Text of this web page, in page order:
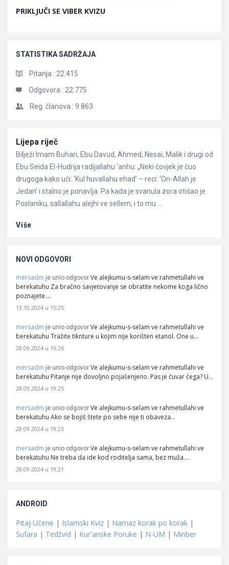
PRIKLJUČI SE VIBER KVIZU
STATISTIKA SADRŽAJA
Pitanja : 22.415
Odgovora : 22.775
Reg. članova : 9.863
Članci
Lijepa riječ
Bilježi Imam Buhari, Ebu Davud, Ahmed, Nesai, Malik i drugi od
Ebu Seida El-Hudrija radijallahu ‘anhu: „Neki čovjek je čuo
drugoga kako uči: ‘Kul huvallahu ehad’ – reci: ‘On-Allah je
Jedan’ i stalno je ponavlja. Pa kada je svanula zora otišao je
Poslaniku, sallallahu alejhi ve sellem, i to mu ...
Više
NOVI ODGOVORI
mersadm je unio odgovor Ve alejkumu-s-selam ve rahmetullahi ve
berekatuhu Za bračno savjetovanje se obratite nekome koga lično
poznajete.…
13.10.2024 u 15:25
mersadm je unio odgovor Ve alejkumu-s-selam ve rahmetullahi ve
berekatuhu Tražite tiknture u kojim nije korišten etanol. One u…
28.09.2024 u 19:26
mersadm je unio odgovor Ve alejkumu-s-selam ve rahmetullahi ve
berekatuhu Pitanje nije dovoljno pojašenjeno. Pas je čuvar čega? U…
28.09.2024 u 19:25
mersadm je unio odgovor Ve alejkumu-s-selam ve rahmetullahi ve
berekatuhu Ako se bojiš štete po sebe nije ti obaveza…
28.09.2024 u 19:23
mersadm je unio odgovor Ve alejkumu-s-selam ve rahmetullahi ve
berekatuhu Ne treba da ide kod roditelja sama, bez muža.…
28.09.2024 u 19:21
ANDROID
Pitaj Učene | Islamski Kviz | Namaz korak po korak |
Sufara | Tedžvid | Kur'anske Poruke | N-UM | Minber